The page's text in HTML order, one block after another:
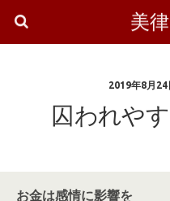
美
2019年8月
囚われや
お金は感情に影響を